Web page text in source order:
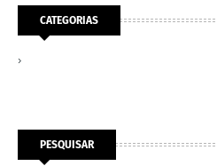
CATEGORIAS
PESQUISAR